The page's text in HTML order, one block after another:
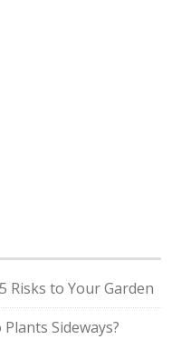
Risks to Your Garden
Sideways?